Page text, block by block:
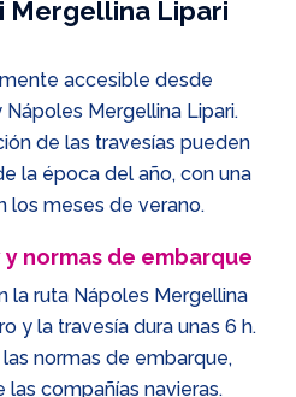
Mergellina Lipari
accesible desde
Mergellina Lipari.
de las travesías pueden
la época del año, con una
los meses de verano.
normas de embarque
la ruta Nápoles Mergellina
y la travesía dura unas 6 h.
normas de embarque,
compañías navieras.